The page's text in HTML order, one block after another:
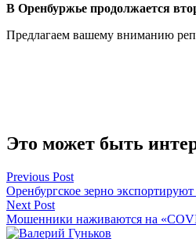
В Оренбуржье продолжается
Предлагаем вашему вниманию
Это может быть
Навигация
по
записям
Previous Post
Оренбургское зерно
Next Post
Мошенники наживаются на